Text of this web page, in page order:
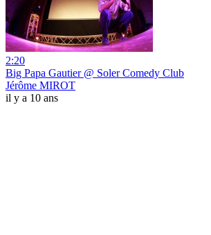
2:20
Big Papa Gautier @ Soler Comedy Club
Jérôme MIROT
il y a 10 ans